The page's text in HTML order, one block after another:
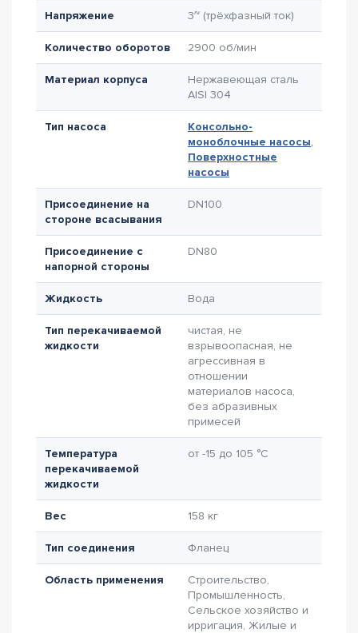
Напряжение 3~ (трёхфазный ток)
Количество оборотов 2900 об/мин
Материал корпуса
Нержавеющая сталь
AISI 304
Тип насоса
Консольно-
моноблочные насосы,
Поверхностные
насосы
Присоединение на
стороне всасывания
DN100
Присоединение с
напорной стороны
DN80
Жидкость Вода
Тип перекачиваемой
жидкости
чистая, не
взрывоопасная, не
агрессивная в
отношении
материалов насоса,
без абразивных
примесей
Температура
перекачиваемой
жидкости
от -15 до 105 °C
Вес 158 кг
Тип соединения Фланец
Область применения
Строительство,
Промышленность,
Сельское хозяйство и
ирригация, Жилые и